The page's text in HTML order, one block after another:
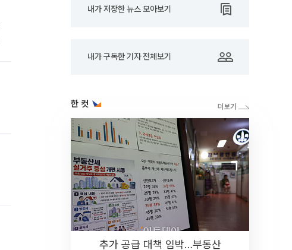
내가 저장한 뉴스 모아보기
내가 구독한 기자 전체보기
한 컷
추가 공급 대책 임박…부동산